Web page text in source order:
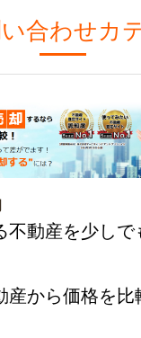
合わせカ
不動産を少しで
産から価格を比